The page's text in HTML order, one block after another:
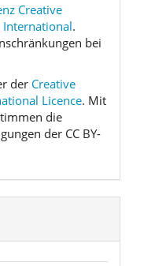
Creative
International.
bei
der Creative
Licence. Mit
die
der CC BY-